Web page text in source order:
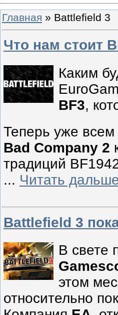
Главная » Battlefield 3
Что нам стоит
Каким
BF3,
Теперь уже
Bad Company 2
традиций
... Читать
Battlefield 3
В свете
этом
относительно